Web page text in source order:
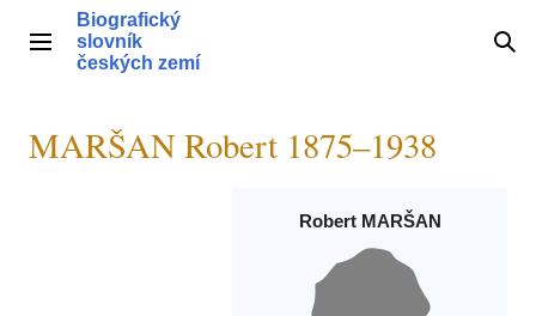
obsahHlavní menu
Biografický
slovník
českých zemí
MARŠAN Robert 1875–1938
Robert MARŠAN